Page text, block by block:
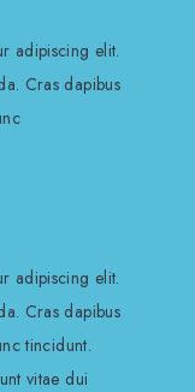
adipiscing elit.
Cras dapibus
adipiscing elit.
Cras dapibus
tincidunt.
vitae dui